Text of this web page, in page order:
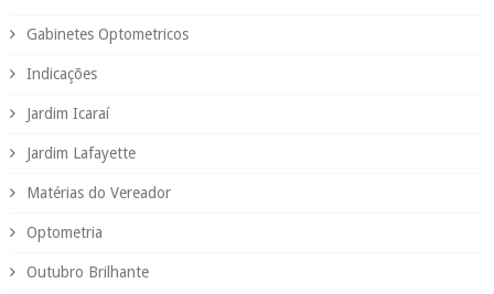
Gabinetes Optometricos
Indicações
Jardim Icaraí
Jardim Lafayette
Matérias do Vereador
Optometria
Outubro Brilhante